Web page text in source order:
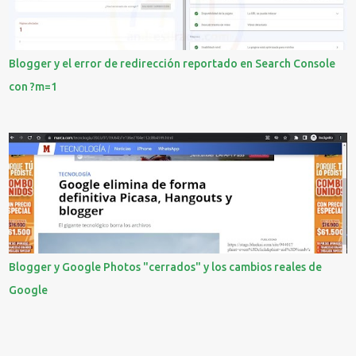
Blogger y el error de redirección reportado en Search Console
con ?m=1
Blogger y Google Photos "cerrados" y los cambios reales de
Google